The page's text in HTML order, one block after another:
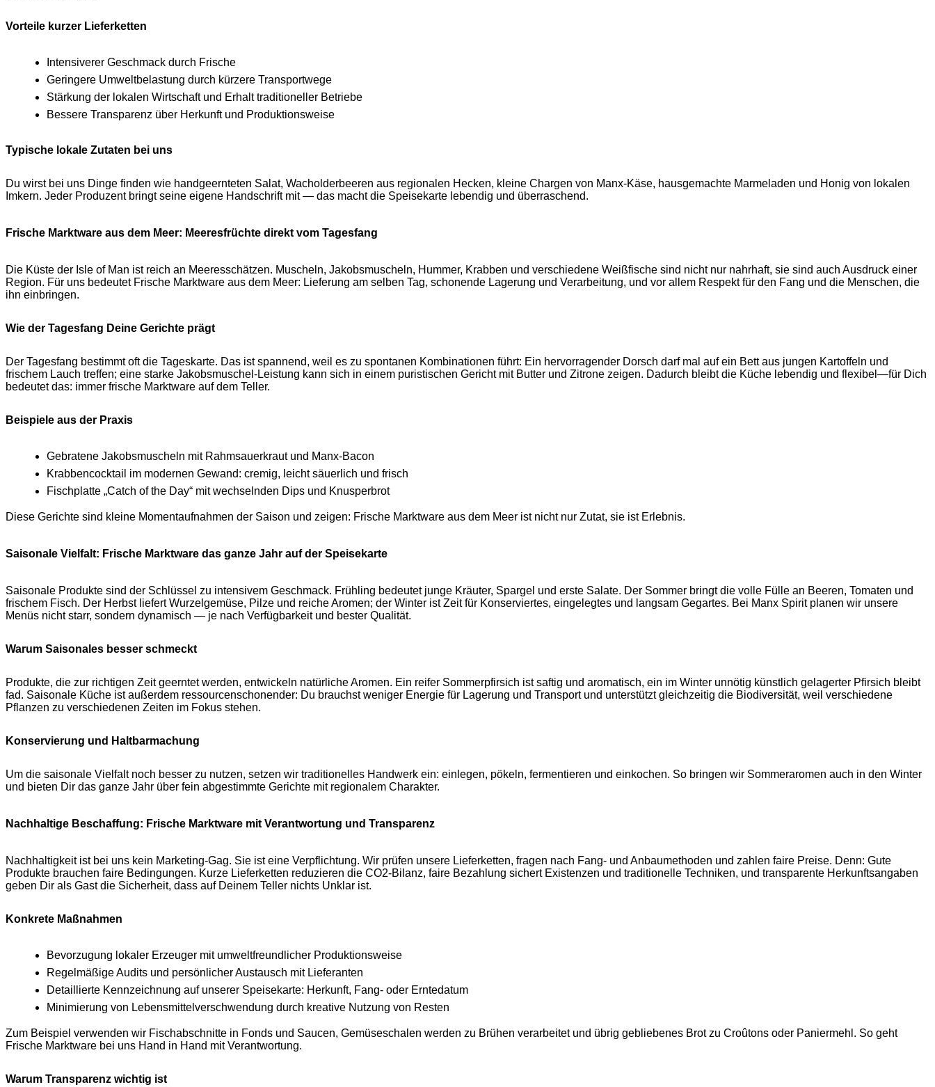
Vorteile kurzer Lieferketten
Intensiverer Geschmack durch Frische
Geringere Umweltbelastung durch kürzere Transportwege
Stärkung der lokalen Wirtschaft und Erhalt traditioneller Betriebe
Bessere Transparenz über Herkunft und Produktionsweise
Typische lokale Zutaten bei uns
Du wirst bei uns Dinge finden wie handgeernteten Salat, Wacholderbeeren aus regionalen Hecken, kleine Chargen von Manx-Käse, hausgemachte Marmeladen und Honig von lokalen
Imkern. Jeder Produzent bringt seine eigene Handschrift mit — das macht die Speisekarte lebendig und überraschend.
Frische Marktware aus dem Meer: Meeresfrüchte direkt vom Tagesfang
Die Küste der Isle of Man ist reich an Meeresschätzen. Muscheln, Jakobsmuscheln, Hummer, Krabben und verschiedene Weißfische sind nicht nur nahrhaft, sie sind auch Ausdruck einer
Region. Für uns bedeutet Frische Marktware aus dem Meer: Lieferung am selben Tag, schonende Lagerung und Verarbeitung, und vor allem Respekt für den Fang und die Menschen, die
ihn einbringen.
Wie der Tagesfang Deine Gerichte prägt
Der Tagesfang bestimmt oft die Tageskarte. Das ist spannend, weil es zu spontanen Kombinationen führt: Ein hervorragender Dorsch darf mal auf ein Bett aus jungen Kartoffeln und
frischem Lauch treffen; eine starke Jakobsmuschel-Leistung kann sich in einem puristischen Gericht mit Butter und Zitrone zeigen. Dadurch bleibt die Küche lebendig und flexibel—für Dich
bedeutet das: immer frische Marktware auf dem Teller.
Beispiele aus der Praxis
Gebratene Jakobsmuscheln mit Rahmsauerkraut und Manx-Bacon
Krabbencocktail im modernen Gewand: cremig, leicht säuerlich und frisch
Fischplatte „Catch of the Day“ mit wechselnden Dips und Knusperbrot
Diese Gerichte sind kleine Momentaufnahmen der Saison und zeigen: Frische Marktware aus dem Meer ist nicht nur Zutat, sie ist Erlebnis.
Saisonale Vielfalt: Frische Marktware das ganze Jahr auf der Speisekarte
Saisonale Produkte sind der Schlüssel zu intensivem Geschmack. Frühling bedeutet junge Kräuter, Spargel und erste Salate. Der Sommer bringt die volle Fülle an Beeren, Tomaten und
frischem Fisch. Der Herbst liefert Wurzelgemüse, Pilze und reiche Aromen; der Winter ist Zeit für Konserviertes, eingelegtes und langsam Gegartes. Bei Manx Spirit planen wir unsere
Menüs nicht starr, sondern dynamisch — je nach Verfügbarkeit und bester Qualität.
Warum Saisonales besser schmeckt
Produkte, die zur richtigen Zeit geerntet werden, entwickeln natürliche Aromen. Ein reifer Sommerpfirsich ist saftig und aromatisch, ein im Winter unnötig künstlich gelagerter Pfirsich bleibt
fad. Saisonale Küche ist außerdem ressourcenschonender: Du brauchst weniger Energie für Lagerung und Transport und unterstützt gleichzeitig die Biodiversität, weil verschiedene
Pflanzen zu verschiedenen Zeiten im Fokus stehen.
Konservierung und Haltbarmachung
Um die saisonale Vielfalt noch besser zu nutzen, setzen wir traditionelles Handwerk ein: einlegen, pökeln, fermentieren und einkochen. So bringen wir Sommeraromen auch in den Winter
und bieten Dir das ganze Jahr über fein abgestimmte Gerichte mit regionalem Charakter.
Nachhaltige Beschaffung: Frische Marktware mit Verantwortung und Transparenz
Nachhaltigkeit ist bei uns kein Marketing-Gag. Sie ist eine Verpflichtung. Wir prüfen unsere Lieferketten, fragen nach Fang- und Anbaumethoden und zahlen faire Preise. Denn: Gute
Produkte brauchen faire Bedingungen. Kurze Lieferketten reduzieren die CO2-Bilanz, faire Bezahlung sichert Existenzen und traditionelle Techniken, und transparente Herkunftsangaben
geben Dir als Gast die Sicherheit, dass auf Deinem Teller nichts Unklar ist.
Konkrete Maßnahmen
Bevorzugung lokaler Erzeuger mit umweltfreundlicher Produktionsweise
Regelmäßige Audits und persönlicher Austausch mit Lieferanten
Detaillierte Kennzeichnung auf unserer Speisekarte: Herkunft, Fang- oder Erntedatum
Minimierung von Lebensmittelverschwendung durch kreative Nutzung von Resten
Zum Beispiel verwenden wir Fischabschnitte in Fonds und Saucen, Gemüseschalen werden zu Brühen verarbeitet und übrig gebliebenes Brot zu Croûtons oder Paniermehl. So geht
Frische Marktware bei uns Hand in Hand mit Verantwortung.
Warum Transparenz wichtig ist